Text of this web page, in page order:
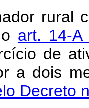
rural
art. 14-
de
a dois
Decreto